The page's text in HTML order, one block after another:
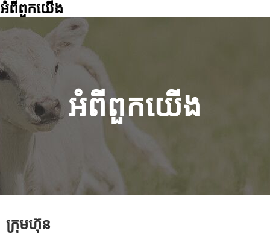
អំពី​ពួក​យើង
អំពី​ពួក​យើង
ក្រុមហ៊ុន